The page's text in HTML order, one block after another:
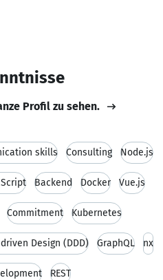
Profil zu sehen.
skills Consulting Node.js
Backend Docker Vue.js
Commitment Kubernetes
Design (DDD) GraphQL nx
REST